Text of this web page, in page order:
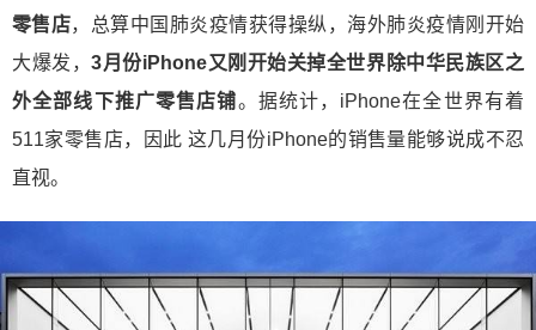
零售店，总算中国肺炎疫情获得操纵，海外肺炎疫情刚开始
大爆发，3月份iPhone又刚开始关掉全世界除中华民族区之
外全部线下推广零售店铺。据统计，iPhone在全世界有着
511家零售店，因此 这几月份iPhone的销售量能够说成不忍
直视。